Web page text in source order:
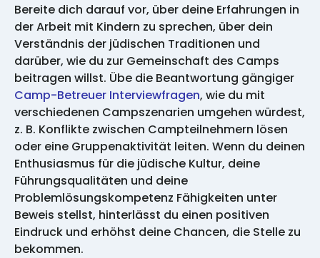
Bereite dich darauf vor, über deine Erfahrungen in
der Arbeit mit Kindern zu sprechen, über dein
Verständnis der jüdischen Traditionen und
darüber, wie du zur Gemeinschaft des Camps
beitragen willst. Übe die Beantwortung gängiger
Camp-Betreuer Interviewfragen, wie du mit
verschiedenen Campszenarien umgehen würdest,
z. B. Konflikte zwischen Campteilnehmern lösen
oder eine Gruppenaktivität leiten. Wenn du deinen
Enthusiasmus für die jüdische Kultur, deine
Führungsqualitäten und deine
Problemlösungskompetenz Fähigkeiten unter
Beweis stellst, hinterlässt du einen positiven
Eindruck und erhöhst deine Chancen, die Stelle zu
bekommen.